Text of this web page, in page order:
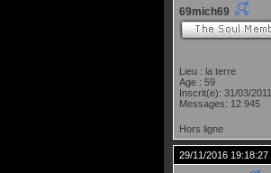
69mich69
Lieu : la terre
Age : 59
Inscrit(e): 31/03/2011
Messages: 12 945
Hors ligne
29/11/2016 19:18:27